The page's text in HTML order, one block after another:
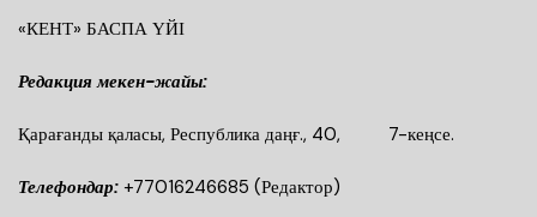
«КЕНТ» БАСПА ҮЙІ
Редакция мекен-жайы:
Қарағанды қаласы, Республика даңғ., 40, 7-кеңсе.
Телефондар: +77016246685 (Редактор)